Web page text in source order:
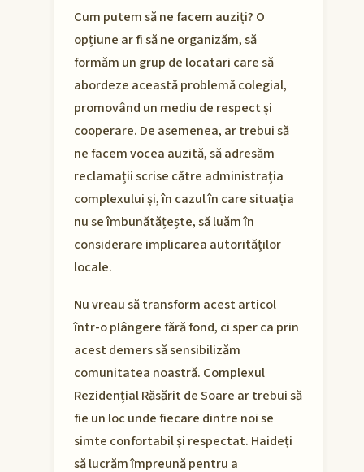
Cum putem să ne facem auziți? O
opțiune ar fi să ne organizăm, să
formăm un grup de locatari care să
abordeze această problemă colegial,
promovând un mediu de respect și
cooperare. De asemenea, ar trebui să
ne facem vocea auzită, să adresăm
reclamații scrise către administrația
complexului și, în cazul în care situația
nu se îmbunătățește, să luăm în
considerare implicarea autorităților
locale.
Nu vreau să transform acest articol
într-o plângere fără fond, ci sper ca prin
acest demers să sensibilizăm
comunitatea noastră. Complexul
Rezidențial Răsărit de Soare ar trebui să
fie un loc unde fiecare dintre noi se
simte confortabil și respectat. Haideți
să lucrăm împreună pentru a